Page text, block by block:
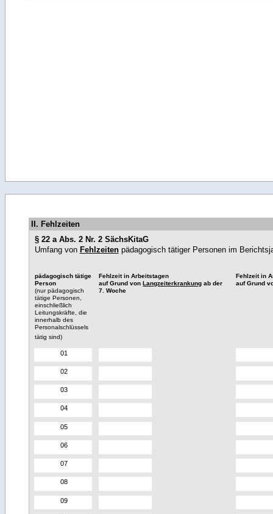
II. Fehlzeiten
pädagogisch tätige
Person
(nur pädagogisch
tätige Personen,
einschließlich
Leitungskräfte, die
innerhalb des
Personalschlüssels
tätig sind)
Fehlzeit in Arbeitstagen
auf Grund von Langzeiterkrankung ab der
7. Woche
§ 22 a Abs. 2 Nr. 2 SächsKitaG
Umfang von Fehlzeitenpädagogisch tätiger Personen im
Fehlzeit in
auf Grund